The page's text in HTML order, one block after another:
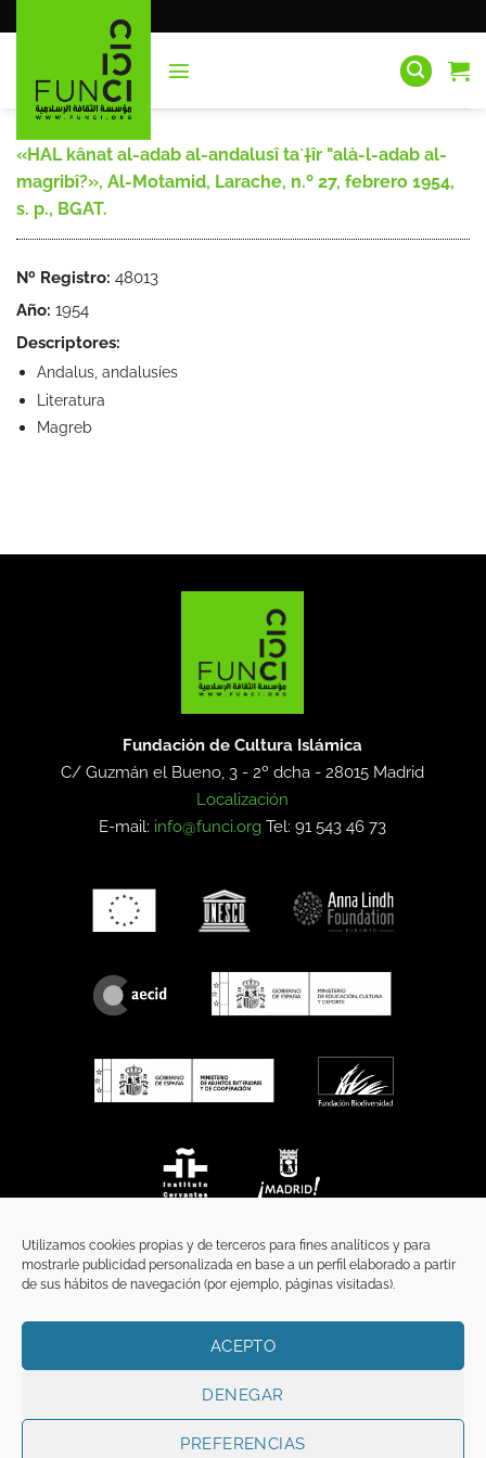
Utilizamos cookies propias y de terceros para fines analíticos y para
mostrarle publicidad personalizada en base a un perfil elaborado a partir
de sus hábitos de navegación (por ejemplo, páginas visitadas).
ACEPTO
DENEGAR
PREFERENCIAS
al
«HAL kânat al-adab al-andalusî ta`†îr "alà-l-adab al-
magribî?», Al-Motamid, Larache, n.º 27, febrero 1954,
s. p., BGAT.
Nº Registro: 48013
Año: 1954
Descriptores:
Andalus, andalusíes
Literatura
Magreb
Fundación de Cultura Islámica
C/ Guzmán el Bueno, 3 - 2º dcha -28015 Madrid
Localización
E-mail: info@funci.org Tel: 91 543 46 73
TÉRMINOS Y CONDICIONES
Copyright 2026 ©FunciFUNCI es titular de los derechos de propiedad
intelectual e industrial de este sitio web, y es también titular o tiene la